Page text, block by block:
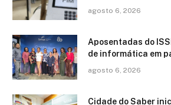
agosto 6, 2026
Aposentadas do
de informática em
agosto 6, 2026
Cidade do Saber